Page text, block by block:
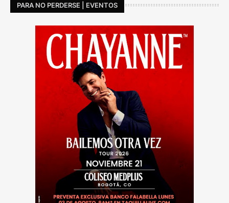
PARA NO PERDERSE | EVENTOS